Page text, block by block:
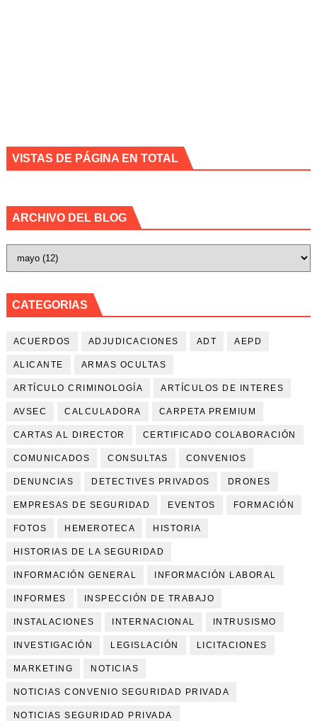
VISTAS DE PÁGINA EN TOTAL
ARCHIVO DEL BLOG
CATEGORIAS
ACUERDOS ADJUDICACIONES ADT AEPD
ALICANTE ARMAS OCULTAS
ARTÍCULO CRIMINOLOGÍA ARTÍCULOS DE INTERES
AVSEC CALCULADORA CARPETA PREMIUM
CARTAS AL DIRECTOR CERTIFICADO COLABORACIÓN
COMUNICADOS CONSULTAS CONVENIOS
DENUNCIAS DETECTIVES PRIVADOS DRONES
EMPRESAS DE SEGURIDAD EVENTOS FORMACIÓN
FOTOS HEMEROTECA HISTORIA
HISTORIAS DE LA SEGURIDAD
INFORMACIÓN GENERAL INFORMACIÓN LABORAL
INFORMES INSPECCIÓN DE TRABAJO
INSTALACIONES INTERNACIONAL INTRUSISMO
INVESTIGACIÓN LEGISLACIÓN LICITACIONES
MARKETING NOTICIAS
NOTICIAS CONVENIO SEGURIDAD PRIVADA
NOTICIAS SEGURIDAD PRIVADA